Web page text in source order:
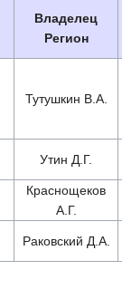
Владелец
Регион
Тутушкин В.А.
Утин Д.Г.
Краснощеков
А.Г.
Раковский Д.А.